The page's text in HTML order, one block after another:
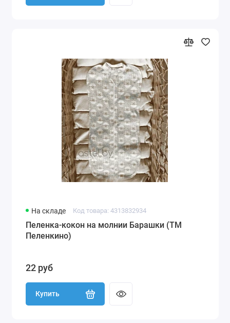
На складе Код товара: 4313832934
Пеленка-кокон на молнии Барашки (ТМ
Пеленкино)
22 руб
Купить